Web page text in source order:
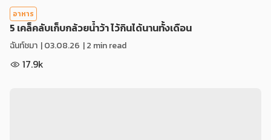
อาหาร
5 เคล็คลับเก็บกล้วยน้ำว้า ไว้กินได้นานทั้งเดือน
ฉันท์ชมา |03.08.26 | 2 min read
17.9k